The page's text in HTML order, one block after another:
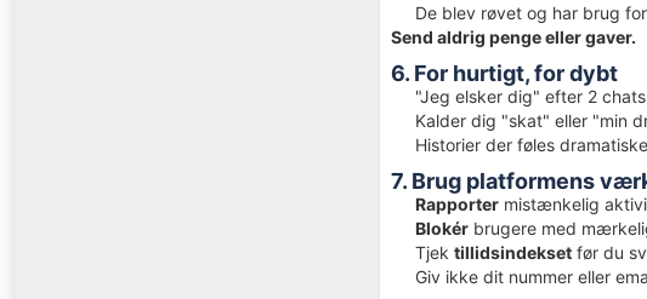
De blev røvet og har brug
Send aldrig penge eller gaver.
6. For hurtigt, for dybt
"Jeg elsker dig" efter 2 chats
Kalder dig "skat" eller "min
Historier der føles
7. Brug platformens
Rapporter mistænkelig
Blokér brugere med
Tjek tillidsindekset før du
Giv ikke dit nummer eller